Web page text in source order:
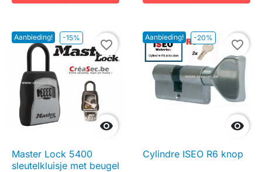
Aanbieding! -15%

favorite_border
Master Lock 5400
sleutelkluisje met beugel
Aanbieding! -20%

favorite_border
Cylindre ISEO R6 knop